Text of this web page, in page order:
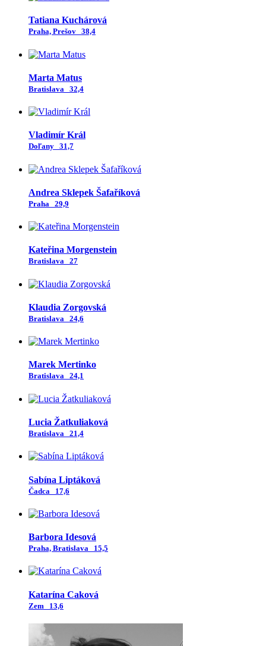
Tatiana Kuchárová
Praha, Prešov 38,4
Marta Matus
Bratislava 32,4
Vladimír Král
Doľany 31,7
Andrea Sklepek Šafaříková
Praha 29,9
Kateřina Morgenstein
Bratislava 27
Klaudia Zorgovská
Bratislava 24,6
Marek Mertinko
Bratislava 24,1
Lucia Žatkuliaková
Bratislava 21,4
Sabína Liptáková
Čadca 17,6
Barbora Idesová
Praha, Bratislava 15,5
Katarína Caková
Zem 13,6